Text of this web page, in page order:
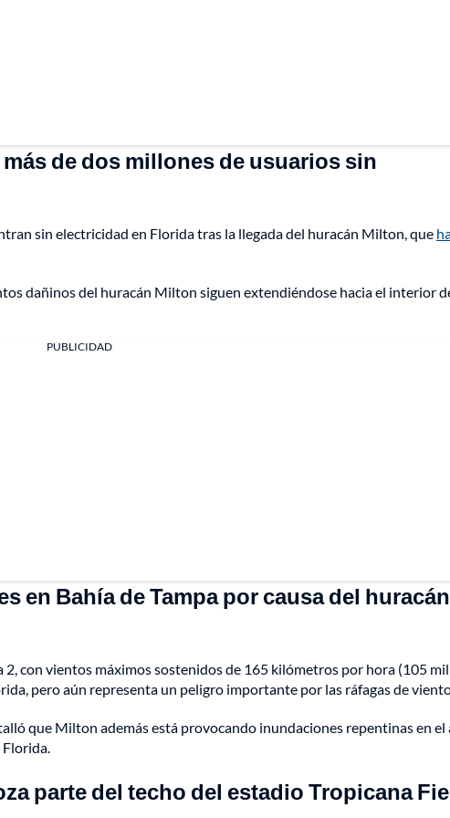
de dos millones de usuarios sin
sin electricidad en Florida tras la llegada del huracán Milton, que
dañinos del huracán Milton siguen extendiéndose hacia el interior
PUBLICIDAD
en Bahía de Tampa por causa del huracán
con vientos máximos sostenidos de 165 kilómetros por hora (105
pero aún representa un peligro importante por las ráfagas de
que Milton además está provocando inundaciones repentinas en el
Florida.
parte del techo del estadio Tropicana